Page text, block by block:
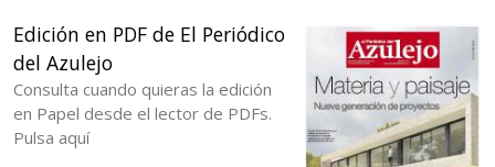
Edición en PDF de El Periódico
del Azulejo
Consulta cuando quieras la edición
en Papel desde el lector de PDFs.
Pulsa aquí